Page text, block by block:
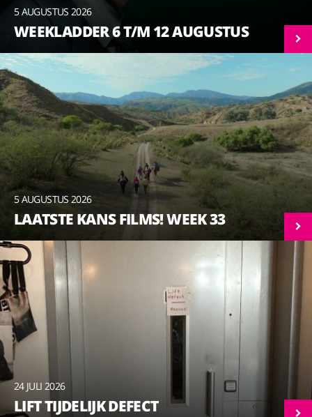
5 AUGUSTUS 2026
WEEKLADDER 6 T/M 12 AUGUSTUS
5 AUGUSTUS 2026
LAATSTE KANS FILMS! WEEK 33
24 JULI 2026
LIFT TIJDELIJK DEFECT